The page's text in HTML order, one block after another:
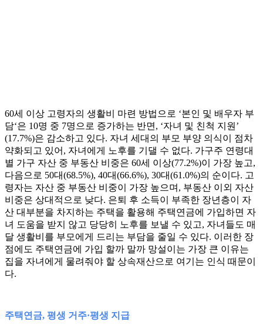
60세 이상 고령자의 생활비 마련 방법으로 ‘본인 및 배우자 부
담‘은 10명 중 7명으로 증가하는 반면, ‘자녀 및 친척 지원’
(17.7%)은 감소하고 있다. 자녀 세대의 부모 부양 의식이 점차
약화되고 있어, 자녀에게 노후를 기댈 수 없다. 가구주 연령대
별 가구 자산 중 부동산 비중은 60세 이상(77.2%)이 가장 높고,
다음으로 50대(68.5%), 40대(66.6%), 30대(61.0%)의 순이다. 고
령자는 자산 중 부동산 비중이 가장 높으며, 부동산 이외 자산
비중은 상대적으로 낮다. 은퇴 후 소득이 부족한 장년층이 자
산 대부분을 차지하는 주택을 활용해 주택연금에 가입하면 자
녀 도움을 받지 않고 당당히 노후를 보낼 수 있고, 자녀들도 매
달 생활비를 부모에게 드리는 부담을 줄일 수 있다. 이러한 장
점에도 주택연금에 가입 할까 말까 망설이는 가장 큰 이유는
집을 자녀에게 물려줘야 할 상속재산으로 여기는 인식 때문이
다.
주택연금, 평생 거주·평생 지급